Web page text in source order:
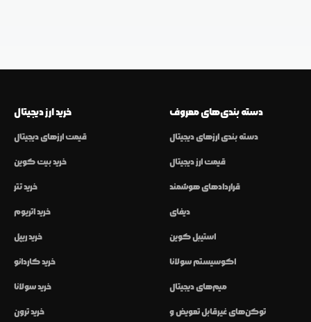
خرید ارز دیجیتال
قیمت ارزهای دیجیتال
خرید بیت کوین
خرید تتر
خرید اتریوم
خرید ریپل
خرید کاردانو
خرید سولانا
خرید ترون
دسته بندی‌های معروف
دسته بندی ارزهای دیجیتال
قیمت ارز دیجیتال
قراردادهای هوشمند
دیفای
استیبل کوین
اکوسیستم سولانا
میم‌های دیجیتال
توکن‌های غیرقابل تعویض و